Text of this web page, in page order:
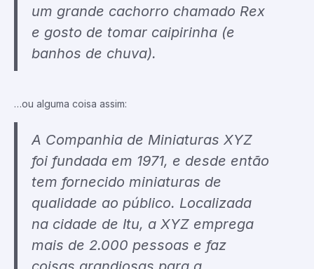
um grande cachorro chamado Rex
e gosto de tomar caipirinha (e
banhos de chuva).
…ou alguma coisa assim:
A Companhia de Miniaturas XYZ
foi fundada em 1971, e desde então
tem fornecido miniaturas de
qualidade ao público. Localizada
na cidade de Itu, a XYZ emprega
mais de 2.000 pessoas e faz